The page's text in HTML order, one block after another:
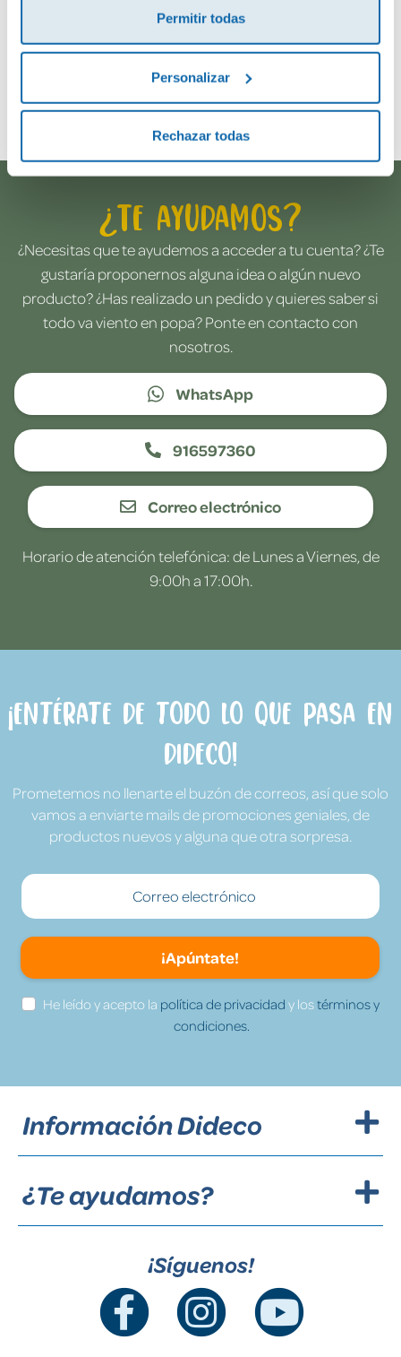
Permitir todas
Personalizar
Rechazar todas
¿Te ayudamos?
¿Necesitas que te ayudemos a acceder a tu cuenta? ¿Te
gustaría proponernos alguna idea o algún nuevo
producto? ¿Has realizado un pedido y quieres saber si
todo va viento en popa? Ponte en contacto con
nosotros.
WhatsApp
916597360
Correo electrónico
Horario de atención telefónica: de Lunes a Viernes, de
9:00h a 17:00h.
¡Entérate de todo lo que pasa en
Dideco!
Prometemos no llenarte el buzón de correos, así que solo
vamos a enviarte mails de promociones geniales, de
productos nuevos y alguna que otra sorpresa.
¡Apúntate!
He leído y acepto la política de privacidad y lostérminos y
condiciones.
Información Dideco
¿Te ayudamos?
¡Síguenos!